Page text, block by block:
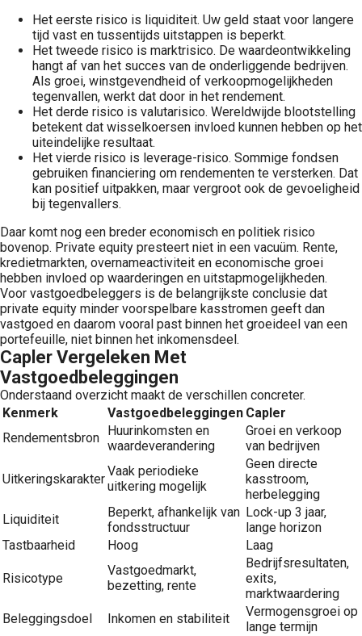
Het eerste risico is liquiditeit. Uw geld staat voor langere
tijd vast en tussentijds uitstappen is beperkt.
Het tweede risico is marktrisico. De waardeontwikkeling
hangt af van het succes van de onderliggende bedrijven.
Als groei, winstgevendheid of verkoopmogelijkheden
tegenvallen, werkt dat door in het rendement.
Het derde risico is valutarisico. Wereldwijde blootstelling
betekent dat wisselkoersen invloed kunnen hebben op het
uiteindelijke resultaat.
Het vierde risico is leverage-risico. Sommige fondsen
gebruiken financiering om rendementen te versterken. Dat
kan positief uitpakken, maar vergroot ook de gevoeligheid
bij tegenvallers.
Daar komt nog een breder economisch en politiek risico
bovenop. Private equity presteert niet in een vacuüm. Rente,
kredietmarkten, overnameactiviteit en economische groei
hebben invloed op waarderingen en uitstapmogelijkheden.
Voor vastgoedbeleggers is de belangrijkste conclusie dat
private equity minder voorspelbare kasstromen geeft dan
vastgoed en daarom vooral past binnen het groeideel van een
portefeuille, niet binnen het inkomensdeel.
Capler Vergeleken Met
Vastgoedbeleggingen
Onderstaand overzicht maakt de verschillen concreter.
Kenmerk
Vastgoedbeleggingen Capler
Rendementsbron Huurinkomsten en
waardeverandering
Groei en verkoop
van bedrijven
Uitkeringskarakter
Vaak periodieke
uitkering mogelijk
Geen directe
kasstroom,
herbelegging
Liquiditeit
Beperkt, afhankelijk van
fondsstructuur
Lock-up 3 jaar,
lange horizon
Tastbaarheid
Hoog Laag
Risicotype
Vastgoedmarkt,
bezetting, rente
Bedrijfsresultaten,
exits,
marktwaardering
Beleggingsdoel
Inkomen en stabiliteit
Vermogensgroei op
lange termijn